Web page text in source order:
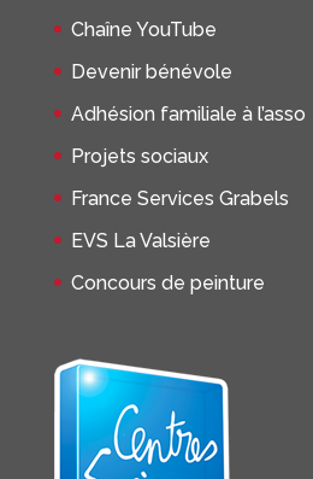
Chaîne YouTube
Devenir bénévole
Adhésion familiale à l’asso
Projets sociaux
France Services Grabels
EVS La Valsière
Concours de peinture